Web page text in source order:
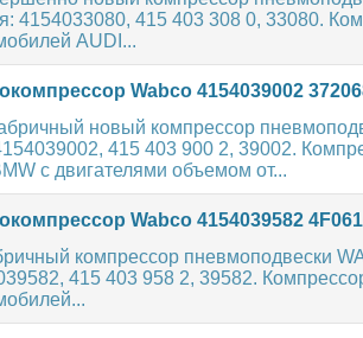
4154033080, 415 403 308 0, 33080.
AUDI...
Wabco 4154039002
новый компрессор
415 403 900 2, 39002.
с двигателями объемом от...
Wabco 4154039582
компрессор пневмоподвески
415 403 958 2, 39582.